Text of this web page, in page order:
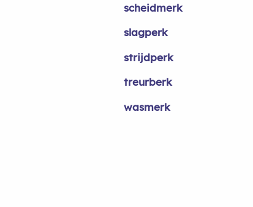
scheidmerk
slagperk
strijdperk
treurberk
wasmerk